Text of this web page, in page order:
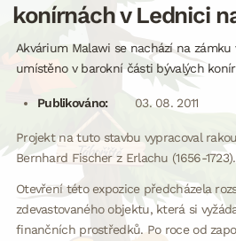
konírnách v Lednici
Akvárium Malawi se nachází na
umístěno v barokní části bývalých
Publikováno: 03. 08. 2011
Projekt na tuto stavbu vypracoval
Bernhard Fischer z Erlachu (1656-1723).
Otevření této expozice předcházela
zdevastovaného objektu, která si
finančních prostředků. Po roce od